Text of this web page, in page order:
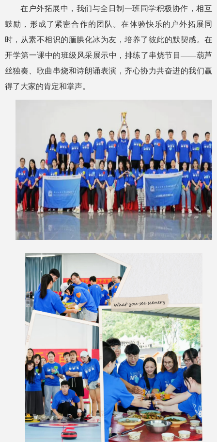
在户外拓展中，我们与全日制一班同学积极协作，相互
鼓励，形成了紧密合作的团队。在体验快乐的户外拓展同
时，从素不相识的腼腆化冰为友，培养了彼此的默契感。在
开学第一课中的班级风采展示中，排练了串烧节目——葫芦
丝独奏、歌曲串烧和诗朗诵表演，齐心协力共奋进的我们赢
得了大家的肯定和掌声。